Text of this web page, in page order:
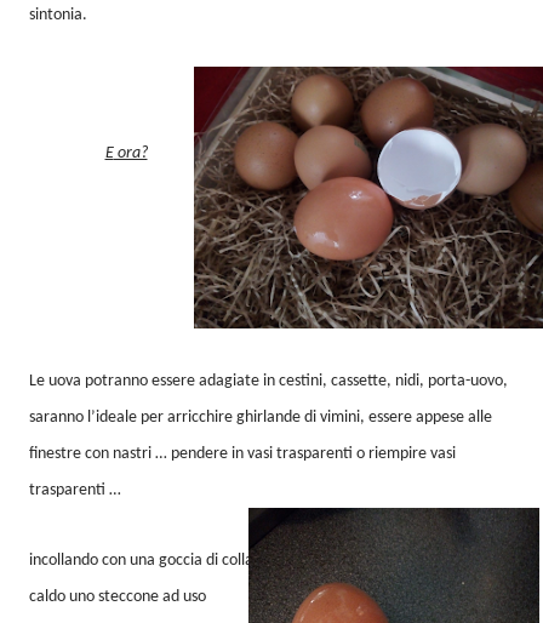
sintonia.
E ora?
Le uova potranno essere adagiate in cestini, cassette, nidi, porta-uovo,
saranno l’ideale per arricchire ghirlande di vimini, essere appese alle
finestre con nastri … pendere in vasi trasparenti o riempire vasi
trasparenti …
incollando con una goccia di colla a
caldo uno steccone ad uso